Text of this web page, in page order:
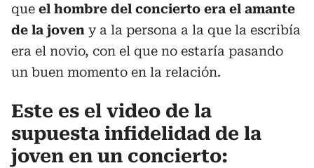
que el hombre del concierto era el amante
de la joven y a la persona a la que la escribía
era el novio, con el que no estaría pasando
un buen momento en la relación.
Este es el video de la
supuesta infidelidad de la
joven en un concierto: